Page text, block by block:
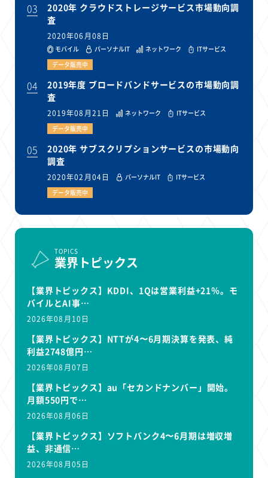
03
2020年 クラウドストレージサービス市場動向調
査
2020年06月08日
モバイル パーソナルIT ネットワーク
ITサービス
データ販売中
04
2019年度 ブロードバンドサービスの市場動向調
査
2019年08月21日 ネットワーク
ITサービス
データ販売中
05
2020年 サブスクリプションサービスの市場動向
調査
2020年02月04日 パーソナルIT
ITサービス
データ販売中
TOPICS
業界トピックス
【業界トピックス】KDDI、1Qは営業利益+21％。モ
バイルとAI事…
2026年08月10日
【業界トピックス】NTTが4〜6月期決算を発表、純
利益2748億円…
2026年08月07日
【業界トピックス】au「セカンドナンバー」開始。
月額550円で…
2026年08月06日
【業界トピックス】ソフトバンク4〜6月期は増収増
益、非通信…
2026年08月05日